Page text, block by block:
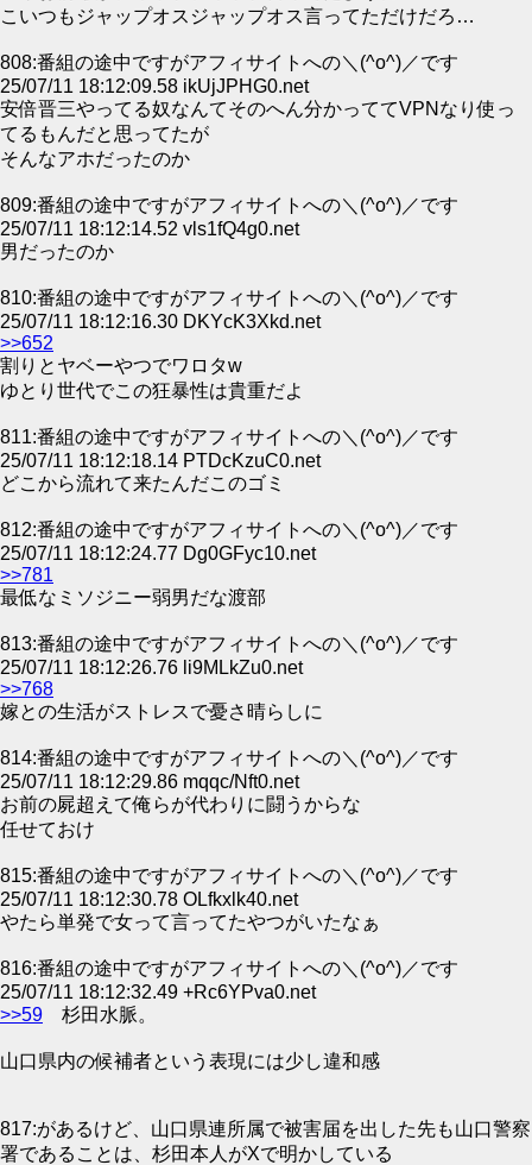
こいつもジャップオスジャップオス言ってただけだろ…
808:番組の途中ですがアフィサイトへの＼(^o^)／です
25/07/11 18:12:09.58 ikUjJPHG0.net
安倍晋三やってる奴なんてそのへん分かっててVPNなり使っ
てるもんだと思ってたが
そんなアホだったのか
809:番組の途中ですがアフィサイトへの＼(^o^)／です
25/07/11 18:12:14.52 vls1fQ4g0.net
男だったのか
810:番組の途中ですがアフィサイトへの＼(^o^)／です
25/07/11 18:12:16.30 DKYcK3Xkd.net
>>652
割りとヤベーやつでワロタw
ゆとり世代でこの狂暴性は貴重だよ
811:番組の途中ですがアフィサイトへの＼(^o^)／です
25/07/11 18:12:18.14 PTDcKzuC0.net
どこから流れて来たんだこのゴミ
812:番組の途中ですがアフィサイトへの＼(^o^)／です
25/07/11 18:12:24.77 Dg0GFyc10.net
>>781
最低なミソジニー弱男だな渡部
813:番組の途中ですがアフィサイトへの＼(^o^)／です
25/07/11 18:12:26.76 li9MLkZu0.net
>>768
嫁との生活がストレスで憂さ晴らしに
814:番組の途中ですがアフィサイトへの＼(^o^)／です
25/07/11 18:12:29.86 mqqc/Nft0.net
お前の屍超えて俺らが代わりに闘うからな
任せておけ
815:番組の途中ですがアフィサイトへの＼(^o^)／です
25/07/11 18:12:30.78 OLfkxlk40.net
やたら単発で女って言ってたやつがいたなぁ
816:番組の途中ですがアフィサイトへの＼(^o^)／です
25/07/11 18:12:32.49 +Rc6YPva0.net
>>59 杉田水脈。
山口県内の候補者という表現には少し違和感
817:があるけど、山口県連所属で被害届を出した先も山口警察
署であることは、杉田本人がXで明かしている